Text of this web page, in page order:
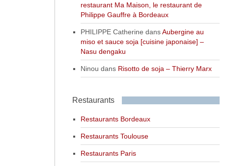
restaurant Ma Maison, le restaurant de
Philippe Gauffre à Bordeaux
PHILIPPE Catherine dansAubergine au
miso et sauce soja [cuisine japonaise] –
Nasu dengaku
Ninou dans Risotto de soja – Thierry Marx
Restaurants
Restaurants Bordeaux
Restaurants Toulouse
Restaurants Paris